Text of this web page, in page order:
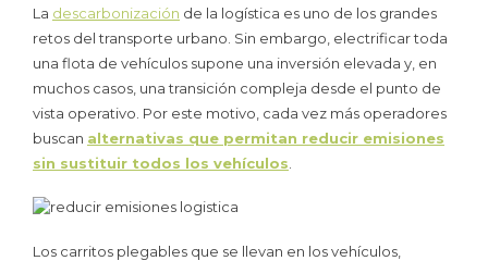
La descarbonización de la logística es uno de los grandes
retos del transporte urbano. Sin embargo, electrificar toda
una flota de vehículos supone una inversión elevada y, en
muchos casos, una transición compleja desde el punto de
vista operativo. Por este motivo, cada vez más operadores
buscan alternativas que permitan reducir emisiones
sin sustituir todos los vehículos
Los carritos plegables que se llevan en los vehículos,